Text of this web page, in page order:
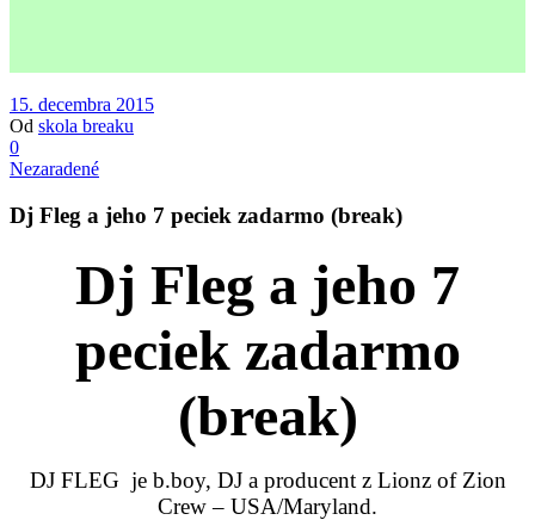
15. decembra 2015
Od skola breaku
0
Nezaradené
Dj Fleg a jeho 7 peciek zadarmo (break)
Dj Fleg a jeho 7
peciek zadarmo
(break)
DJ FLEG je b.boy, DJ a producent z Lionz of Zion
Crew – USA/Maryland.